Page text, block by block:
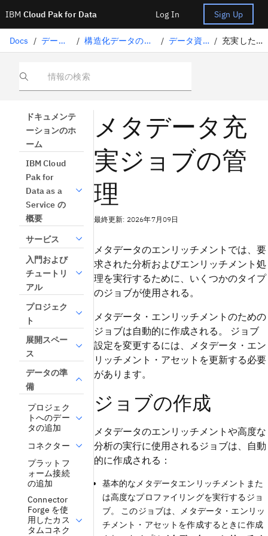
IBM Cloud Pak for Data Log In Sign Up
Docs / データの準備 / 構造化データのキュレーション / データ資産の強化 / 充実した仕事の管理
情報の検索
ドキュメンテ
ーションのホ
ーム
IBM Cloud
Pak for
Data as a
Service の
概要
サービス
入門および
チュートリ
アル
プロジェク
ト
展開スペー
ス
データの準
備
プロジェク
トへのデー
タの追加
コネクター
プラットフ
ォーム接続
の追加
Connector
Forge を使
用したカス
タムコネク
メタデータ充
実ジョブの管
理
最終更新: 2026年7月09日
メタデータのエンリッチメントでは、要
求された分析およびエンリッチメント処
理を実行するために、いくつかのタイプ
のジョブが使用される。
メタデータ・エンリッチメントのための
ジョブは自動的に作成される。 ジョブ
設定を変更するには、メタデータ・エン
リッチメント・アセットを更新する必要
があります。
ジョブの作成
メタデータのエンリッチメントや高度な
分析の実行に使用されるジョブは、自動
的に作成される：
基本的なメタデータエンリッチメントまた
は高度なプロファイリングを実行するジョ
ブ。 このジョブは、メタデータ・エンリッ
チメント・アセットを作成するときに作成